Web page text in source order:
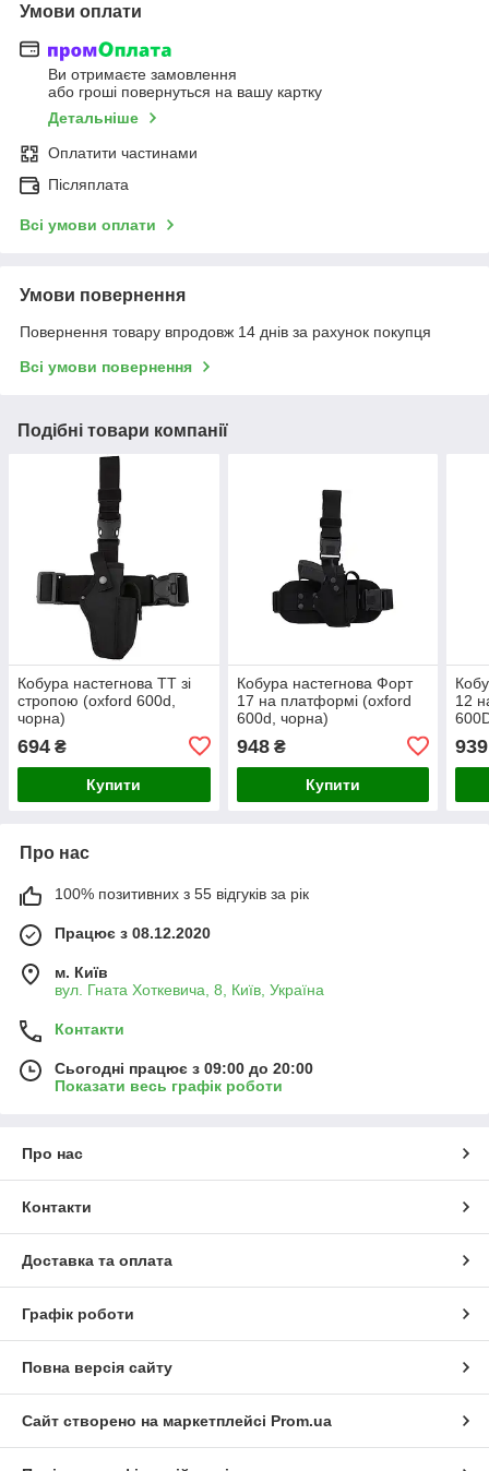
Умови оплати
Ви отримаєте замовлення
або гроші повернуться на вашу картку
Детальніше
Оплатити частинами
Післяплата
Всі умови оплати
Умови повернення
Повернення товару впродовж 14 днів за рахунок покупця
Всі умови повернення
Подібні товари компанії
Кобура настегнова ТТ зі
стропою (oxford 600d,
чорна)
694 ₴
Купити
Кобура настегнова Форт
17 на платформі (oxford
600d, чорна)
948₴
Купити
12
939
Про нас
100% позитивних з 55 відгуків за рік
Працює з 08.12.2020
м. Київ
вул. Гната Хоткевича, 8, Київ, Україна
Контакти
Сьогодні працює з 09:00 до 20:00
Показати весь графік роботи
Про нас
Контакти
Доставка та оплата
Графік роботи
Повна версія сайту
Сайт створено на маркетплейсі Prom.ua